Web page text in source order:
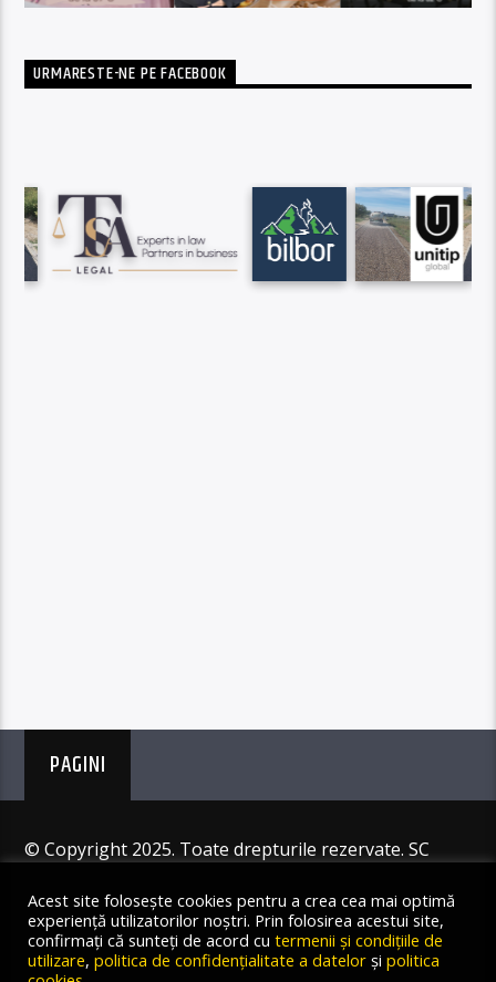
URMARESTE-NE PE FACEBOOK
PAGINI
© Copyright 2025. Toate drepturile rezervate. SC
Acest site folosește cookies pentru a crea cea mai optimă
experiență utilizatorilor noștri. Prin folosirea acestui site,
confirmați că sunteți de acord cu termenii și condițiile de
utilizare, politica de confidențialitate a datelor și politica